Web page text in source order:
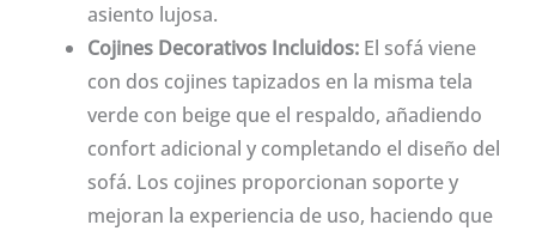
asiento lujosa.
Cojines Decorativos Incluidos:El sofá viene
con dos cojines tapizados en la misma tela
verde con beige que el respaldo, añadiendo
confort adicional y completando el diseño del
sofá. Los cojines proporcionan soporte y
mejoran la experiencia de uso, haciendo que